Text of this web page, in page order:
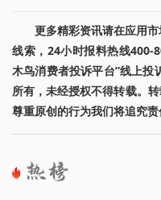
更多精彩资讯请在应用
线索，24小时报料热线400-
木鸟消费者投诉平台”线上投
所有，未经授权不得转载。
尊重原创的行为我们将追究责